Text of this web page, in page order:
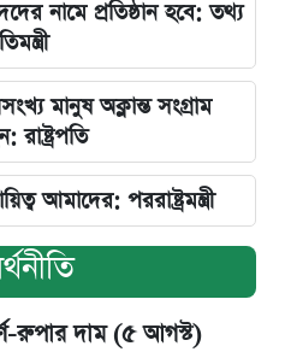
নামে প্রতিষ্ঠান হবে: তথ্য
মানুষ অক্লান্ত সংগ্রাম
রাষ্ট্রপতি
আমাদের: পররাষ্ট্রমন্ত্রী
রুপার দাম (৫ আগস্ট)